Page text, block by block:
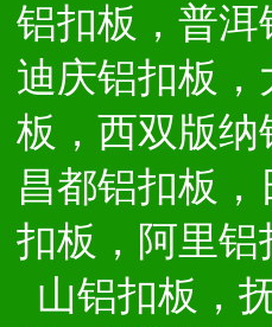
铝扣板，普
迪庆铝扣板
板，西双版
昌都铝扣板
扣板，阿里
山铝扣板，